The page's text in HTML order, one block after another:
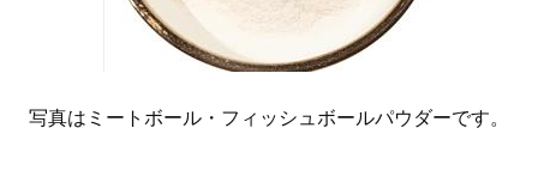
写真はミートボール・フィッシュボールパウダーです。